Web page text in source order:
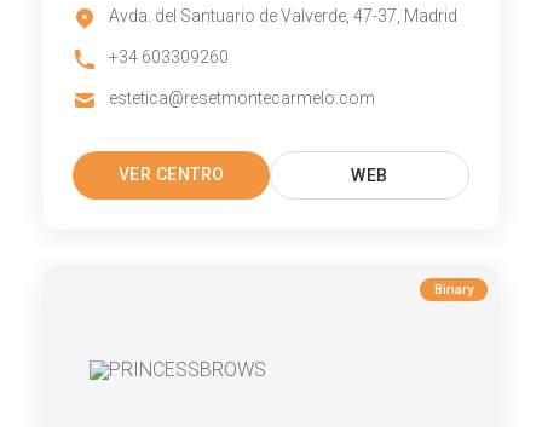
Avda. del Santuario de Valverde, 47-37, Madrid
+34 603309260
estetica@resetmontecarmelo.com
VER CENTRO WEB
Binary